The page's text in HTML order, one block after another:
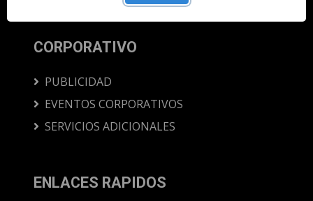
CORPORATIVO
PUBLICIDAD
EVENTOS CORPORATIVOS
SERVICIOS ADICIONALES
ENLACES RAPIDOS